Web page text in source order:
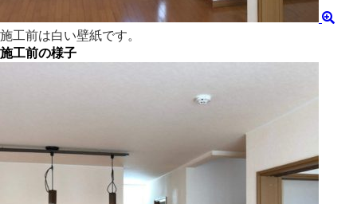
施工前は白い壁紙です。
施工前の様子